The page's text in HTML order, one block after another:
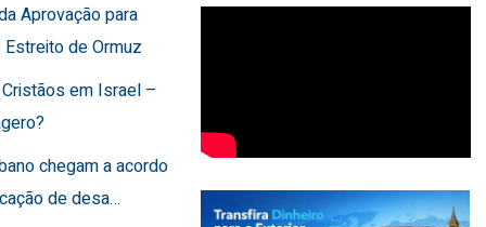
Aprovação para
de Ormuz
em Israel –
chegam a acordo
de desa…